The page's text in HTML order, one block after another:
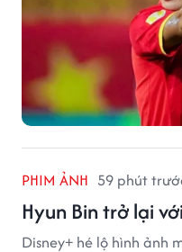
PHIM ẢNH 59 phút
Hyun Bin trở lại
Disney+ hé lộ hình ảnh